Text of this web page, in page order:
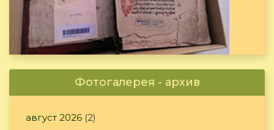
Фотогалерея - архив
август 2026 (2)